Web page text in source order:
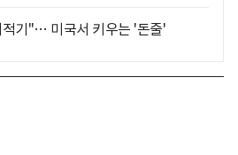
기"… 미국서 키우는 '돈줄'